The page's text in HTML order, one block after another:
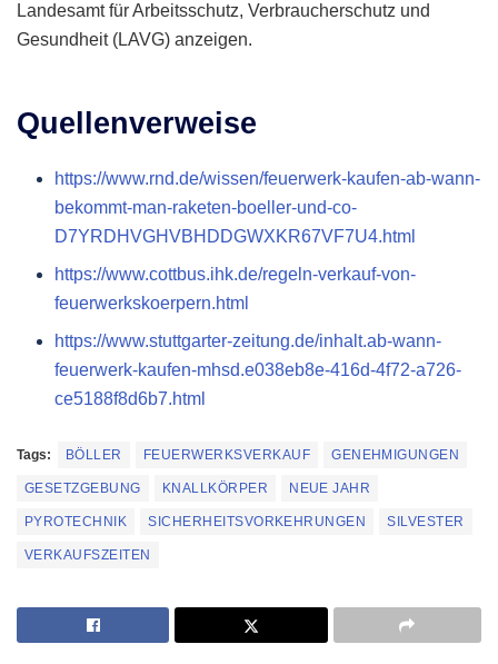
Landesamt für Arbeitsschutz, Verbraucherschutz und
Gesundheit (LAVG) anzeigen.
Quellenverweise
https://www.rnd.de/wissen/feuerwerk-kaufen-ab-wann-
bekommt-man-raketen-boeller-und-co-
D7YRDHVGHVBHDDGWXKR67VF7U4.html
https://www.cottbus.ihk.de/regeln-verkauf-von-
feuerwerkskoerpern.html
https://www.stuttgarter-zeitung.de/inhalt.ab-wann-
feuerwerk-kaufen-mhsd.e038eb8e-416d-4f72-a726-
ce5188f8d6b7.html
Tags: BÖLLER FEUERWERKSVERKAUF GENEHMIGUNGEN
GESETZGEBUNG KNALLKÖRPER NEUE JAHR
PYROTECHNIK SICHERHEITSVORKEHRUNGEN SILVESTER
VERKAUFSZEITEN